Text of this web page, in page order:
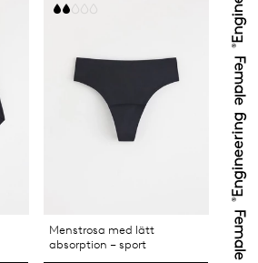
Menstrosa med lätt
absorption – sport